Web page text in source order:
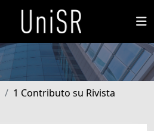
1 Contributo su Rivista